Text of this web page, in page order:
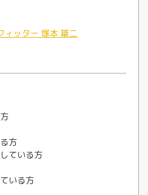
ィッター 塚本 雄二
方
ている方
いる方